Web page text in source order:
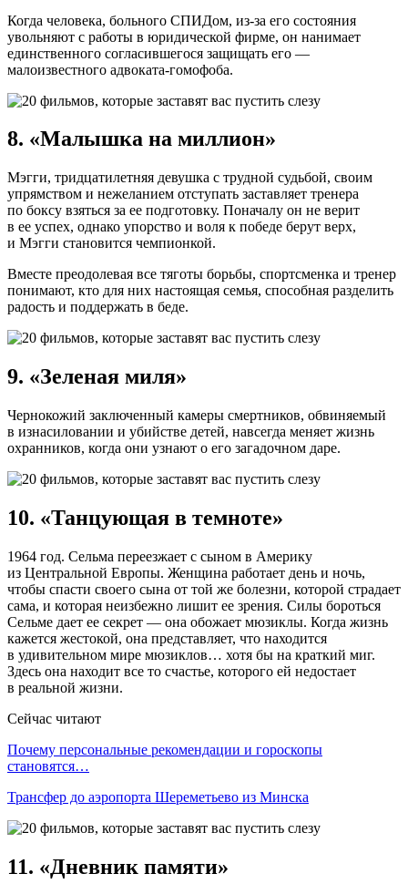
Когда человека, больного СПИДом, из-за его состояния
увольняют с работы в юридической фирме, он нанимает
единственного согласившегося защищать его —
малоизвестного адвоката-гомофоба.
8. «Малышка на миллион»
Мэгги, тридцатилетняя девушка с трудной судьбой, своим
упрямством и нежеланием отступать заставляет тренера
по боксу взяться за ее подготовку. Поначалу он не верит
в ее успех, однако упорство и воля к победе берут верх,
и Мэгги становится чемпионкой.
Вместе преодолевая все тяготы борьбы, спортсменка и тренер
понимают, кто для них настоящая семья, способная разделить
радость и поддержать в беде.
9. «Зеленая миля»
Чернокожий заключенный камеры смертников, обвиняемый
в изнасиловании и убийстве детей, навсегда меняет жизнь
охранников, когда они узнают о его загадочном даре.
10. «Танцующая в темноте»
1964 год. Сельма переезжает с сыном в Америку
из Центральной Европы. Женщина работает день и ночь,
чтобы спасти своего сына от той же болезни, которой страдает
сама, и которая неизбежно лишит ее зрения. Силы бороться
Сельме дает ее секрет — она обожает мюзиклы. Когда жизнь
кажется жестокой, она представляет, что находится
в удивительном мире мюзиклов… хотя бы на краткий миг.
Здесь она находит все то счастье, которого ей недостает
в реальной жизни.
Сейчас читают
Почему персональные рекомендации и гороскопы
становятся…
Трансфер до аэропорта Шереметьево из Минска
11. «Дневник памяти»